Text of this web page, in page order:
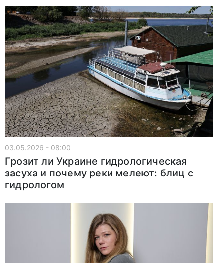
03.05.2026 - 08:00
Грозит ли Украине гидрологическая
засуха и почему реки мелеют: блиц с
гидрологом